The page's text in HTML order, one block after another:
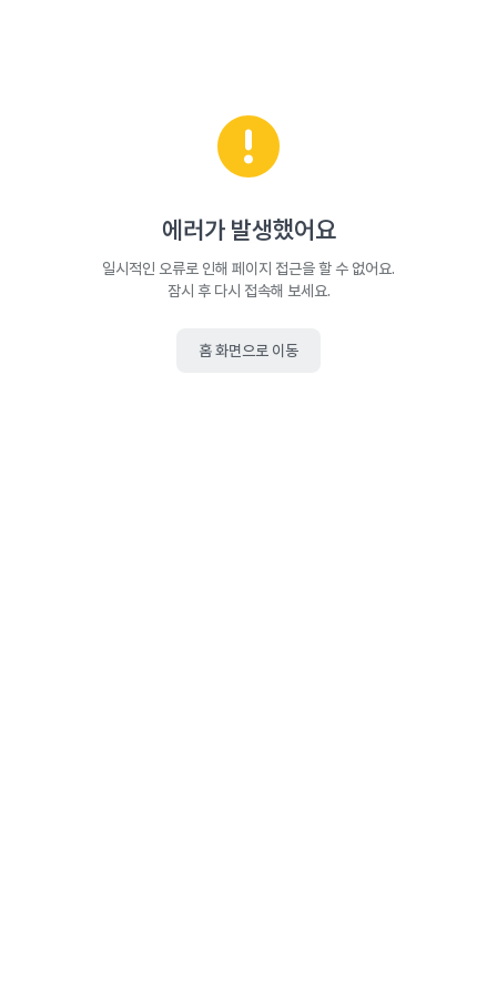
에러가 발생했어요
일시적인 오류로 인해 페이지 접근을 할 수 없어요.
잠시 후 다시 접속해 보세요.
홈 화면으로 이동